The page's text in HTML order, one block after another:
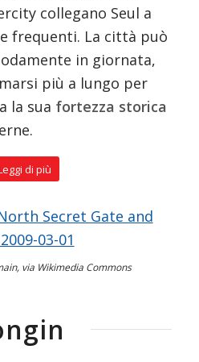
collegano Seul a
frequenti. La città può
in giornata,
più a lungo per
la sua fortezza storica
di più
via Wikimedia Commons